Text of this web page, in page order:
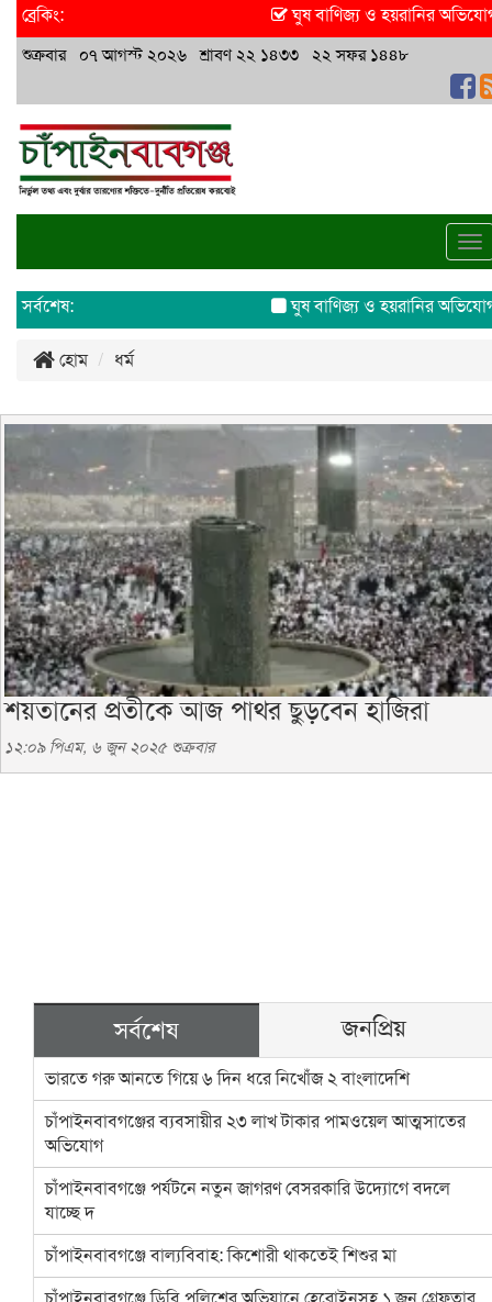
ব্রেকিং: ঘুষ বাণিজ্য ও হয়রানির অভিযোগ
শুক্রবার ০৭ আগস্ট ২০২৬ শ্রাবণ ২২ ১৪৩৩ ২২ সফর ১৪৪৮
সর্বশেষ:
ঘুষ বাণিজ্য ও হয়রানির অভিযোগ
হোম ধর্ম
শয়তানের প্রতীকে আজ পাথর ছুড়বেন হাজিরা
১২:০৯ পিএম, ৬ জুন ২০২৫ শুক্রবার
সর্বশেষ জনপ্রিয়
ভারতে গরু আনতে গিয়ে ৬ দিন ধরে নিখোঁজ ২ বাংলাদেশি
চাঁপাইনবাবগঞ্জের ব্যবসায়ীর ২৩ লাখ টাকার পামওয়েল আত্মসাতের
অভিযোগ
চাঁপাইনবাবগঞ্জে পর্যটনে নতুন জাগরণ বেসরকারি উদ্যোগে বদলে
যাচ্ছে দ
চাঁপাইনবাবগঞ্জে বাল্যবিবাহ: কিশোরী থাকতেই শিশুর মা